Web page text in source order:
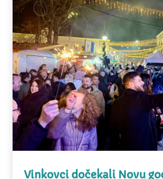
Vinkovci dočekali Novu